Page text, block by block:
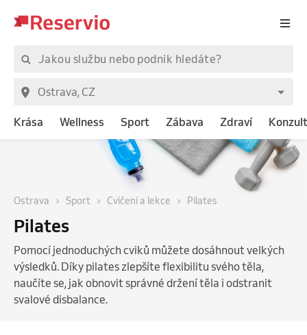
Krása Wellness Sport Zábava Zdraví
Ostrava Sport Cvičení a lekce Pilates
Pilates
Pomocí jednoduchých cviků můžete dosáhnout velkých
výsledků. Díky pilates zlepšíte flexibilitu svého těla,
naučíte se, jak obnovit správné držení těla i odstranit
svalové disbalance.